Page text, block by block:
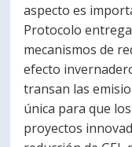
aspecto es
Protocolo
mecanismos de
efecto
transan las
única para que
proyectos